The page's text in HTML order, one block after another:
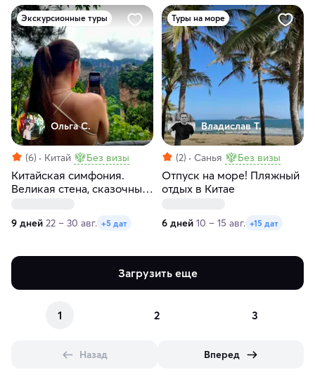
Экскурсионные туры
Ольга С.
(6) Китай Без визы
Китайская симфония.
Великая стена, сказочные
и мегаполисы
9 дней 22 – 30 авг. +5 дат
Туры на море
Владислав Т.
(2) Санья Без визы
Отпуск на море! Пляжный
отдых в Китае
6 дней 10 – 15 авг. +15 дат
Загрузить еще
1 2 3
Назад Вперед